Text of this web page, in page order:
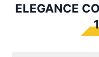
ELEGANCE